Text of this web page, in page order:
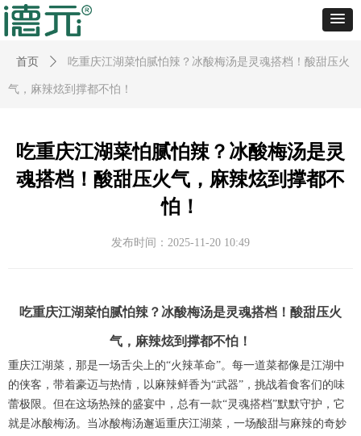
首页 ꄲ 吃重庆江湖菜怕腻怕辣？冰酸梅汤是灵魂搭档！酸甜压火
气，麻辣炫到撑都不怕！
吃重庆江湖菜怕腻怕辣？冰酸梅汤是灵
魂搭档！酸甜压火气，麻辣炫到撑都不
怕！
吃重庆江湖菜怕腻怕辣？冰酸梅汤是灵魂搭档！酸甜压火
气，麻辣炫到撑都不怕！
重庆江湖菜，那是一场舌尖上的“火辣革命”。每一道菜都像是江湖中
的侠客，带着豪迈与热情，以麻辣鲜香为“武器”，挑战着食客们的味
蕾极限。但在这场热辣的盛宴中，总有一款“灵魂搭档”默默守护，它
就是冰酸梅汤。当冰酸梅汤邂逅重庆江湖菜，一场酸甜与麻辣的奇妙
发布时间： 2025-11-20 10:49